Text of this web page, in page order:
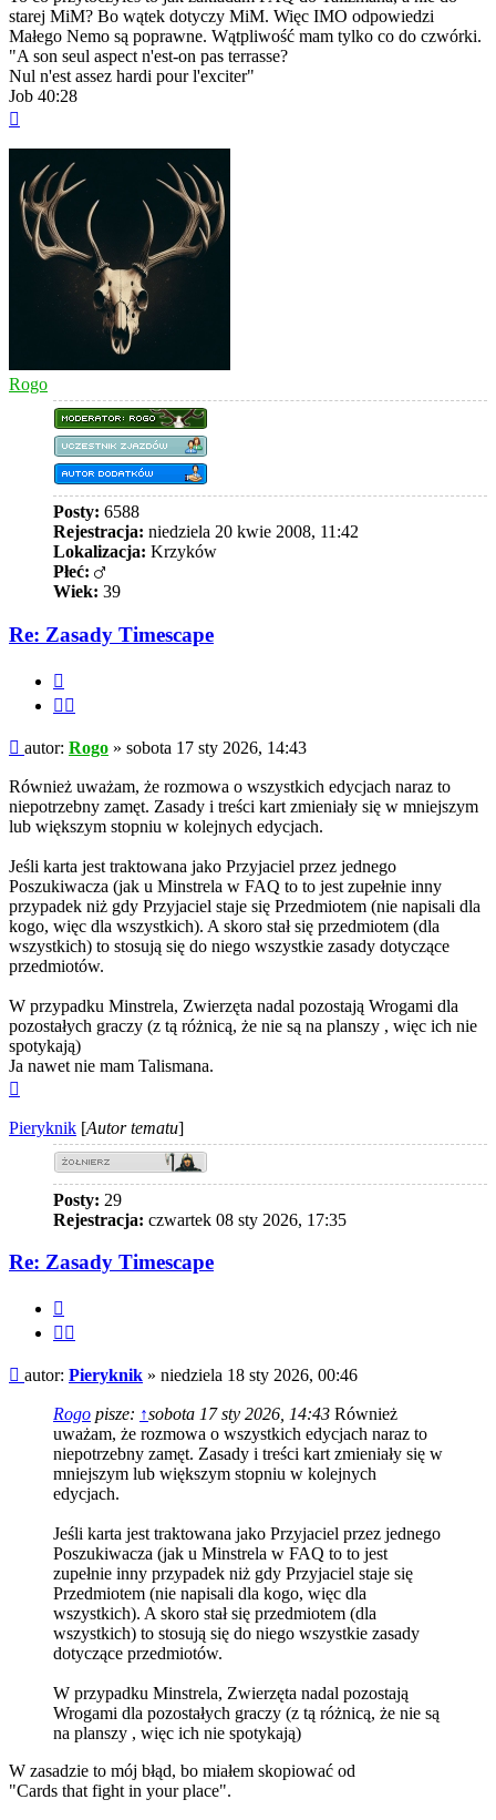
starej MiM? Bo wątek dotyczy MiM. Więc IMO odpowiedzi
Małego Nemo są poprawne. Wątpliwość mam tylko co do czwórki.
"A son seul aspect n'est-on pas terrasse?
Nul n'est assez hardi pour l'exciter"
Job 40:28
Rogo
Posty: 6588
Rejestracja: niedziela 20 kwie 2008, 11:42
Lokalizacja: Krzyków
Płeć:
Wiek: 39
Re: Zasady Timescape
Post
autor: Rogo » sobota 17 sty 2026, 14:43
Również uważam, że rozmowa o wszystkich edycjach naraz to
niepotrzebny zamęt. Zasady i treści kart zmieniały się w mniejszym
lub większym stopniu w kolejnych edycjach.
Jeśli karta jest traktowana jako Przyjaciel przez jednego
Poszukiwacza (jak u Minstrela w FAQ to to jest zupełnie inny
przypadek niż gdy Przyjaciel staje się Przedmiotem (nie napisali dla
kogo, więc dla wszystkich). A skoro stał się przedmiotem (dla
wszystkich) to stosują się do niego wszystkie zasady dotyczące
przedmiotów.
W przypadku Minstrela, Zwierzęta nadal pozostają Wrogami dla
pozostałych graczy (z tą różnicą, że nie są na planszy , więc ich nie
spotykają)
Ja nawet nie mam Talismana.
Pieryknik [Autor tematu]
Posty: 29
Rejestracja: czwartek 08 sty 2026, 17:35
Re: Zasady Timescape
Post
autor: Pieryknik » niedziela 18 sty 2026, 00:46
Rogo pisze: ↑sobota 17 sty 2026, 14:43 Również
uważam, że rozmowa o wszystkich edycjach naraz to
niepotrzebny zamęt. Zasady i treści kart zmieniały się w
mniejszym lub większym stopniu w kolejnych
edycjach.
Jeśli karta jest traktowana jako Przyjaciel przez jednego
Poszukiwacza (jak u Minstrela w FAQ to to jest
zupełnie inny przypadek niż gdy Przyjaciel staje się
Przedmiotem (nie napisali dla kogo, więc dla
wszystkich). A skoro stał się przedmiotem (dla
wszystkich) to stosują się do niego wszystkie zasady
dotyczące przedmiotów.
W przypadku Minstrela, Zwierzęta nadal pozostają
Wrogami dla pozostałych graczy (z tą różnicą, że nie są
na planszy , więc ich nie spotykają)
W zasadzie to mój błąd, bo miałem skopiować od
"Cards that fight in your place".